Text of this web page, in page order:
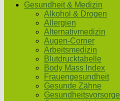
Gesundheit & Medizin
Alkohol & Drogen
Allergien
Alternativmedizin
Augen-Corner
Arbeitsmedizin
Blutdrucktabelle
Body Mass Index
Frauengesundheit
Gesunde Zähne
Gesundheitsvorsorge